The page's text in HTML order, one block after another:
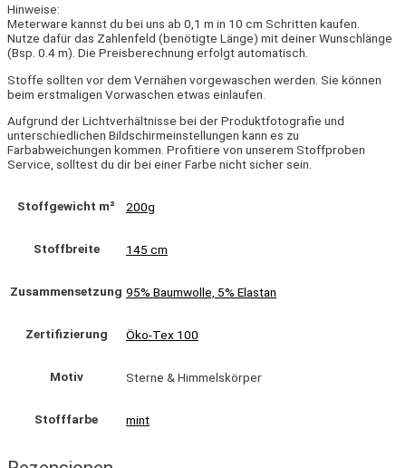
Hinweise:
Meterware kannst du bei uns ab 0,1 m in 10 cm Schritten kaufen.
Nutze dafür das Zahlenfeld (benötigte Länge) mit deiner Wunschlänge
(Bsp. 0.4 m). Die Preisberechnung erfolgt automatisch.
Stoffe sollten vor dem Vernähen vorgewaschen werden. Sie können
beim erstmaligen Vorwaschen etwas einlaufen.
Aufgrund der Lichtverhältnisse bei der Produktfotografie und
unterschiedlichen Bildschirmeinstellungen kann es zu
Farbabweichungen kommen. Profitiere von unserem Stoffproben
Service, solltest du dir bei einer Farbe nicht sicher sein.
Stoffgewicht m² 200g
Stoffbreite 145 cm
Zusammensetzung 95% Baumwolle, 5% Elastan
Zertifizierung Öko-Tex 100
Motiv Sterne & Himmelskörper
Stofffarbe mint